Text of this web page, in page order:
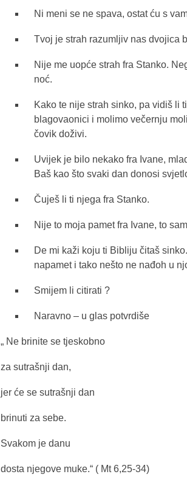
Ni meni se ne spava, ostat ću s
Tvoj je strah razumljiv nas dvojica
Nije me uopće strah fra Stanko.
noć.
Kako te nije strah sinko, pa vidiš li
blagovaonici i molimo večernju
čovik doživi.
Uvijek je bilo nekako fra Ivane,
Baš kao što svaki dan donosi
Čuješ li ti njega fra Stanko.
Nije to moja pamet fra Ivane, to
De mi kaži koju ti Bibliju čitaš
napamet i tako nešto ne nađoh u
Smijem li citirati ?
Naravno – u glas potvrdiše
„ Ne brinite se tjeskobno
za sutrašnji dan,
jer će se sutrašnji dan
brinuti za sebe.
Svakom je danu
dosta njegove muke.“ ( Mt 6,25-34)